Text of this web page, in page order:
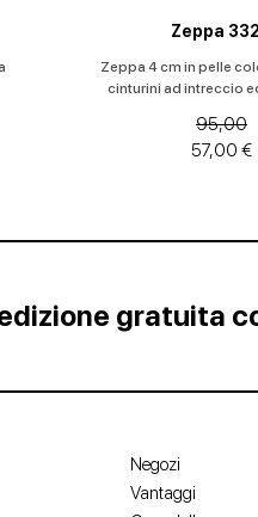
Zeppa
Zeppa 4 cm in pelle
cinturini ad intreccio
95,00
57,00 €
gratuita
Negozi
Vantaggi